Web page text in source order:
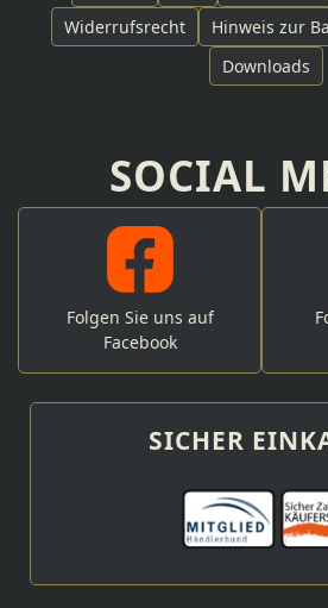
Widerrufsrecht
Hinweis zur
Downloads
SOCIAL
Folgen Sie uns auf
Facebook
SICHER